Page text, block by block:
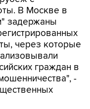
В Москве в
задержаны
через которые
граждан в
-